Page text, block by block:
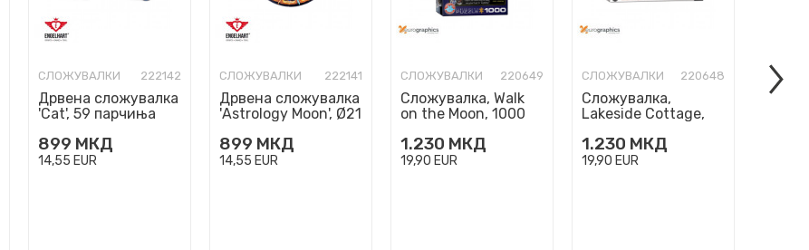
СЛОЖУВАЛКИ 222142
Дрвена сложувалка
'Cat', 59 парчиња
899 МКД
14,55 EUR
СЛОЖУВАЛКИ 222141
Дрвена сложувалка
'Astrology Moon', Ø21
899 МКД
14,55 EUR
СЛОЖУВАЛКИ 220649
Сложувалка, Walk
on the Moon, 1000
Cut)
1.230 МКД
19,90 EUR
СЛОЖУВАЛКИ 220648
Сложувалка,
Lakeside Cottage,
парчиња (Smart
Cut)
1.230 МКД
19,90 EUR